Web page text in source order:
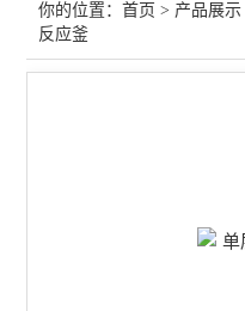
你的位置：首页 > 产品展示
反应釜